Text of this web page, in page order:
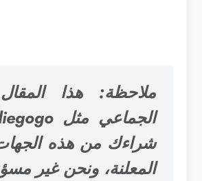
ملاحظة: هذا
شراءك من هذه
المعلنة، ونحن غير